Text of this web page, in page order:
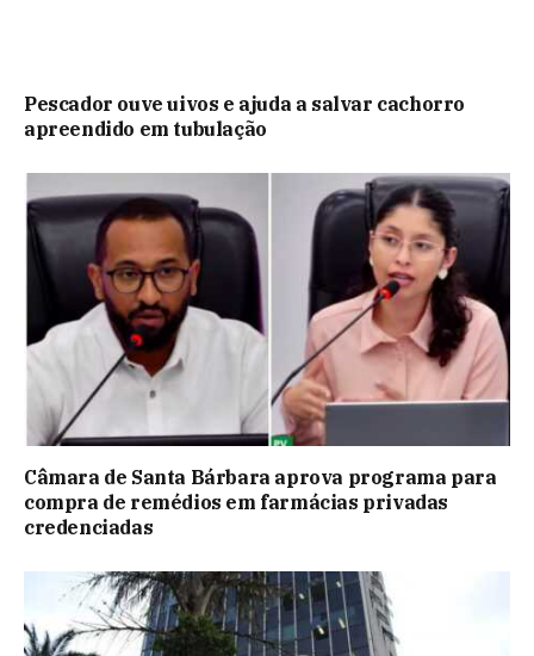
Pescador ouve uivos e ajuda a salvar cachorro
apreendido em tubulação
Câmara de Santa Bárbara aprova programa para
compra de remédios em farmácias privadas
credenciadas